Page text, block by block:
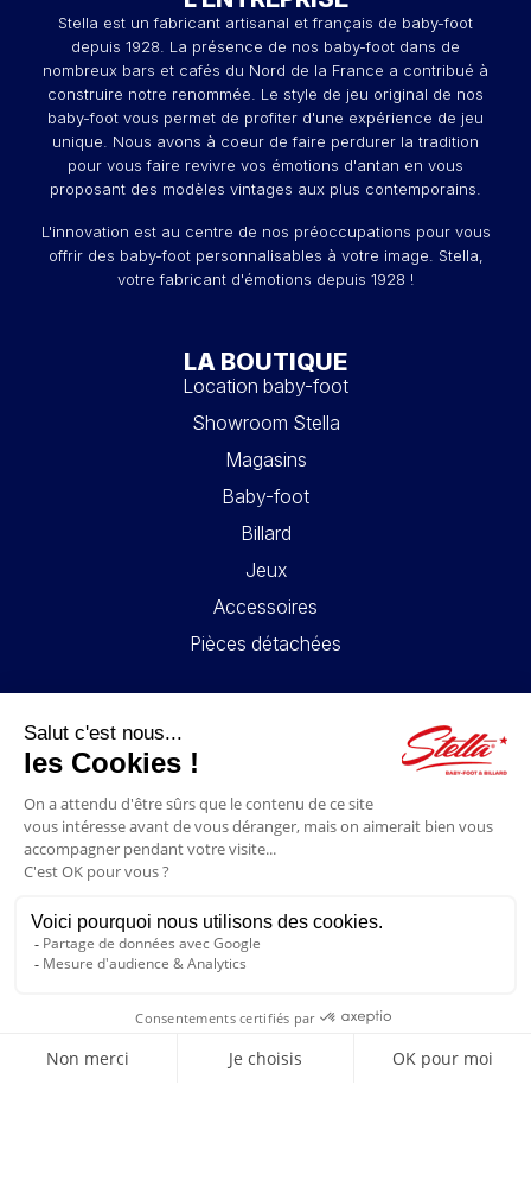
Stella est un fabricant artisanal et français de baby-foot
depuis 1928. La présence de nos baby-foot dans de
nombreux bars et cafés du Nord de la France a contribué à
construire notre renommée. Le style de jeu original de nos
baby-foot vous permet de profiter d'une expérience de jeu
unique. Nous avons à coeur de faire perdurer la tradition
pour vous faire revivre vos émotions d'antan en vous
proposant des modèles vintages aux plus contemporains.
L'innovation est au centre de nos préoccupations pour vous
offrir des baby-foot personnalisables à votre image. Stella,
votre fabricant d'émotions depuis 1928 !
LA BOUTIQUE
Location baby-foot
Showroom Stella
Magasins
Baby-foot
Billard
Jeux
Accessoires
Pièces détachées
CGV
Mon compte
FAQ
NOUS SUIVRE